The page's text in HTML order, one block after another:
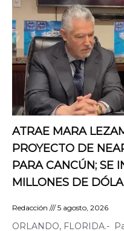
ATRAE MARA
PROYECTO DE
PARA CANCÚN; SE
MILLONES DE
Redacción 5 agosto, 2026
ORLANDO, FLORIDA.-